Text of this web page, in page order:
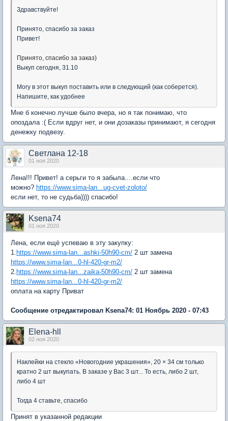
Здравствуйте!
Принято, спасибо за заказ
Привет!
Принято, спасибо за заказ)
Выкуп сегодня, 31.10
Могу в этот выкуп поставить или в следующий (как соберется).
Напишите, как удобнее
Мне б конечно лучше было вчера, но я так понимаю, что
опоздала :( Если вдруг нет, и они дозаказы принимают, я сегодня
денежку подвезу.
Светлана 12-18
01 ноя 2020
Лена!!! Привет! а серьги то я забыла....если что
можно? https://www.sima-lan...ug-cvet-zoloto/
если нет, то не судьба)))) спасибо!
Ksena74
01 ноя 2020
Лена, если ещё успеваю в эту закупку:
1. https://www.sima-lan...ashki-50h90-cm/ 2 шт замена
https://www.sima-lan...0-hl-420-gr-m2/
2. https://www.sima-lan...zaika-50h90-cm/ 2 шт замена
https://www.sima-lan...0-hl-420-gr-m2/
оплата на карту Приват
Сообщение отредактировал Ksena74: 01 Ноябрь 2020 - 07:43
Elena-hll
02 ноя 2020
Наклейки на стекло «Новогодние украшения», 20 × 34 см только
кратно 2 шт выкупать. В заказе у Вас 3 шт... То есть, либо 2 шт,
либо 4 шт
Тогда 4 ставьте, спасибо
Принят в указанной редакции